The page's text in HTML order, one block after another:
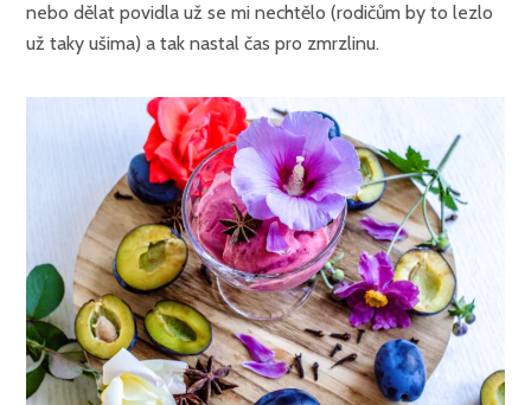
nebo dělat povidla už se mi nechtělo (rodičům by to lezlo
už taky ušima) a tak nastal čas pro zmrzlinu.